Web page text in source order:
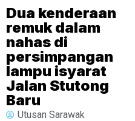
Dua kenderaan
remuk dalam
nahas di
persimpangan
lampu isyarat
Jalan Stutong
Baru
Utusan Sarawak